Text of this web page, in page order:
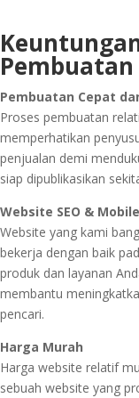
Pembuatan
Pembuatan Cepat
Proses pembuatan
memperhatikan
penjualan demi
siap dipublikasikan
Website SEO &
Website yang kami
bekerja dengan baik
produk dan layanan
membantu
pencari.
Harga Murah
Harga website relatif
sebuah website yang